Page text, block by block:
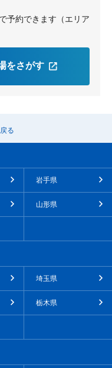
予約できます（エリア
をさがす
る
岩手県
山形県
埼玉県
栃木県